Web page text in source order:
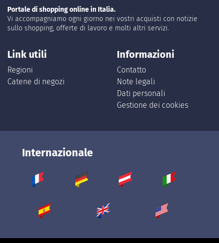
Portale di shopping online in Italia.
Vi accompagniamo ogni giorno nei vostri acquisti con notizie
sullo shopping, offerte di lavoro e molti altri servizi.
Link utili
Regioni
Catene di negozi
Informazioni
Contatto
Note legali
Dati personali
Gestione dei cookies
Internazionale